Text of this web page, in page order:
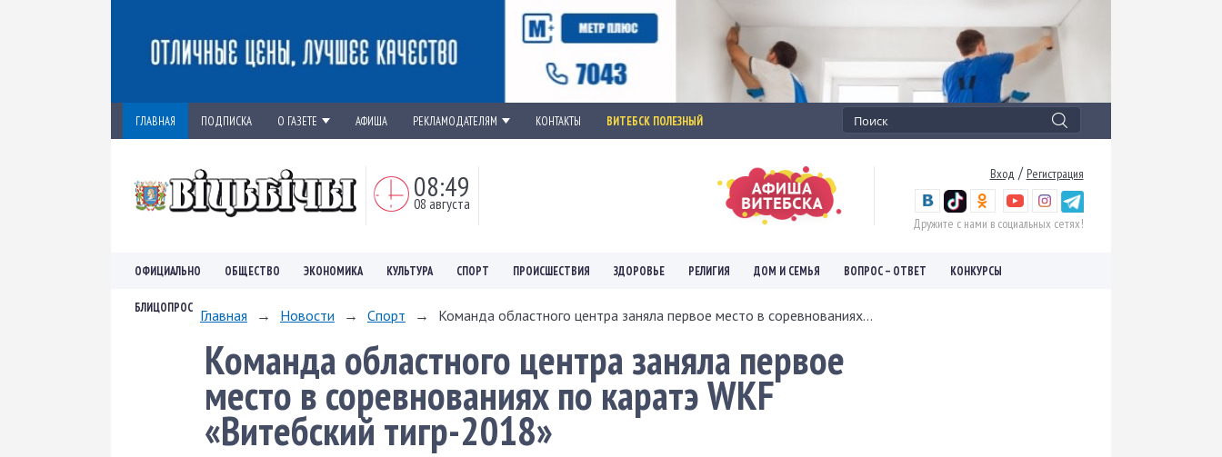
ГЛАВНАЯ ПОДПИСКА О ГАЗЕТЕ АФИША РЕКЛАМОДАТЕЛЯМ КОНТАКТЫ ВИТЕБСК ПОЛЕЗНЫЙ
08:49
08 августа
Вход / Регистрация
Дружите с нами в социальных сетях!
ОФИЦИАЛЬНО ОБЩЕСТВО ЭКОНОМИКА КУЛЬТУРА СПОРТ ПРОИСШЕСТВИЯ ЗДОРОВЬЕ РЕЛИГИЯ ДОМ И СЕМЬЯ ВОПРОС – ОТВЕТ КОНКУРСЫ
БЛИЦОПРОС Главная → Новости → Спорт → Команда областного центра заняла первое место в соревнованиях...
Команда областного центра заняла первое
место в соревнованиях по каратэ WKF
«Витебский тигр-2018»